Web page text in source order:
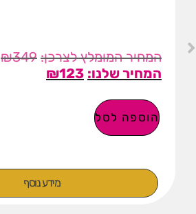
₪349
₪123
הוספה לסל
מידע נוסף